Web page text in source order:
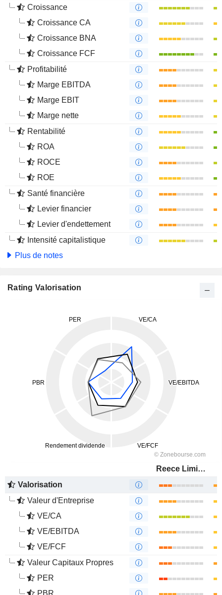
Croissance
Croissance CA
Croissance BNA
Croissance FCF
Profitabilité
Marge EBITDA
Marge EBIT
Marge nette
Rentabilité
ROA
ROCE
ROE
Santé financière
Levier financier
Levier d'endettement
Intensité capitalistique
Plus de notes
Rating Valorisation
Reece Limited
Valorisation
Valeur d'Entreprise
VE/CA
VE/EBITDA
VE/FCF
Valeur Capitaux Propres
PER
PBR